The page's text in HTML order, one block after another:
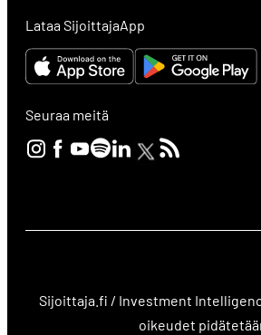
Lataa SijoittajaApp
Seuraa meitä
Sijoittaja.fi / Investment
oikeudet